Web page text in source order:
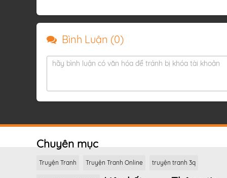
Bình Luận (0)
hãy bình luận có văn hóa để tránh bị khóa tài khoản
Chuyên mục
Truyện Tranh Truyện Tranh Online truyện tranh 3q